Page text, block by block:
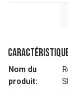
Nom du
produit: